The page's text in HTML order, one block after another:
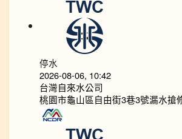
停水
2026-08-06, 10:42
台灣自來水公司
桃園市龜山區自由街3巷3號漏水搶